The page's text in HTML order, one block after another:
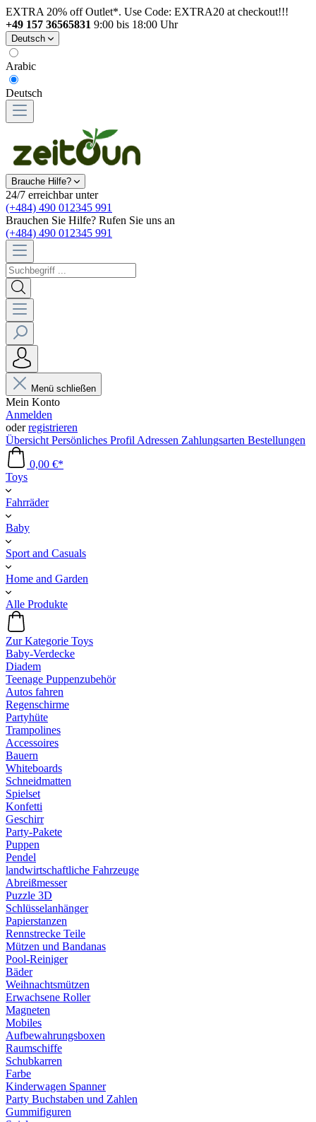
EXTRA 20% off Outlet*. Use Code: EXTRA20 at checkout!!!
+49 157 36565831 9:00 bis 18:00 Uhr
Deutsch
Arabic
Deutsch
Brauche Hilfe?
24/7 erreichbar unter
(+484) 490 012345 991
Brauchen Sie Hilfe? Rufen Sie uns an
(+484) 490 012345 991
Menü schließen
Mein Konto
Anmelden
oderregistrieren
Übersicht Persönliches Profil Adressen Zahlungsarten Bestellungen
0,00 €*
Toys
Fahrräder
Baby
Sport and Casuals
Home and Garden
Alle Produkte
Zur Kategorie Toys
Baby-Verdecke
Diadem
Teenage Puppenzubehör
Autos fahren
Regenschirme
Partyhüte
Trampolines
Accessoires
Bauern
Whiteboards
Schneidmatten
Spielset
Konfetti
Geschirr
Party-Pakete
Puppen
Pendel
landwirtschaftliche Fahrzeuge
Abreißmesser
Puzzle 3D
Schlüsselanhänger
Papierstanzen
Rennstrecke Teile
Mützen und Bandanas
Pool-Reiniger
Bäder
Weihnachtsmützen
Erwachsene Roller
Magneten
Mobiles
Aufbewahrungsboxen
Raumschiffe
Schubkarren
Farbe
Kinderwagen Spanner
Party Buchstaben und Zahlen
Gummifiguren